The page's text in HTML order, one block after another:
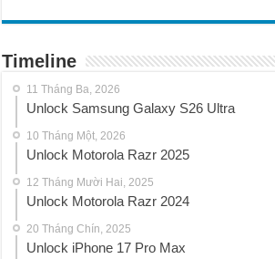
Timeline
11 Tháng Ba, 2026
Unlock Samsung Galaxy S26 Ultra
10 Tháng Một, 2026
Unlock Motorola Razr 2025
12 Tháng Mười Hai, 2025
Unlock Motorola Razr 2024
20 Tháng Chín, 2025
Unlock iPhone 17 Pro Max